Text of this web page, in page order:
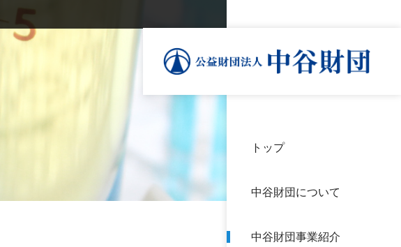
トップ
中谷財団について
中谷財団事業紹介